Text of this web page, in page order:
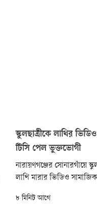
স্কুলছাত্রীকে লাথির
টিসি পেল ভুক্তভোগী
নারায়ণগঞ্জের সোনারগাঁয়ে
লাথি মারার ভিডিও
ব্যবস্থা নেওয়ার বদলে
৮ মিনিট আগে